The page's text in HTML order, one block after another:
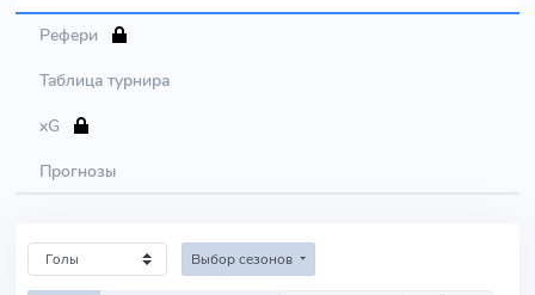
Рефери
Таблица турнира
xG
Прогнозы
Выбор сезонов